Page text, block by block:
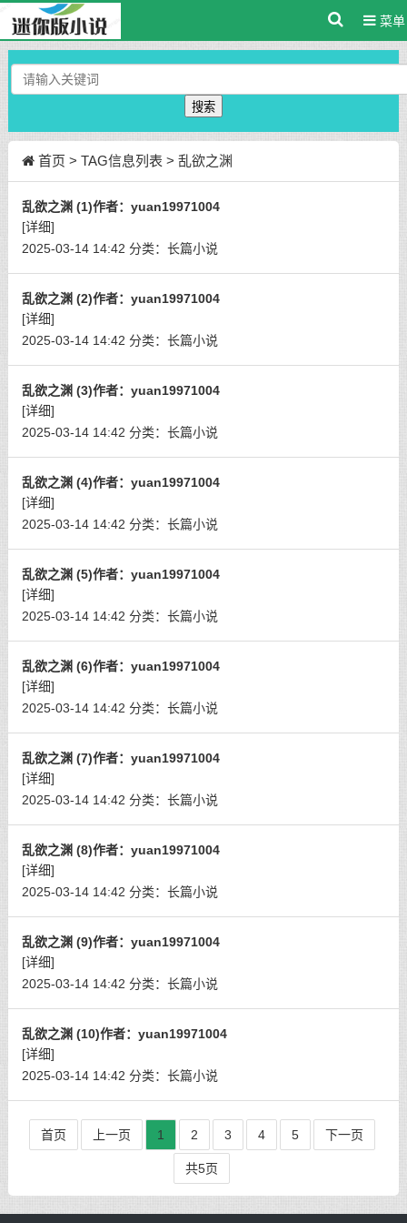
菜单
搜索
首页 > TAG信息列表 > 乱欲之渊
乱欲之渊 (1)作者：yuan19971004
[详细]
2025-03-14 14:42 分类： 长篇小说
乱欲之渊 (2)作者：yuan19971004
[详细]
2025-03-14 14:42 分类： 长篇小说
乱欲之渊 (3)作者：yuan19971004
[详细]
2025-03-14 14:42 分类： 长篇小说
乱欲之渊 (4)作者：yuan19971004
[详细]
2025-03-14 14:42 分类： 长篇小说
乱欲之渊 (5)作者：yuan19971004
[详细]
2025-03-14 14:42 分类： 长篇小说
乱欲之渊 (6)作者：yuan19971004
[详细]
2025-03-14 14:42 分类： 长篇小说
乱欲之渊 (7)作者：yuan19971004
[详细]
2025-03-14 14:42 分类： 长篇小说
乱欲之渊 (8)作者：yuan19971004
[详细]
2025-03-14 14:42 分类： 长篇小说
乱欲之渊 (9)作者：yuan19971004
[详细]
2025-03-14 14:42 分类： 长篇小说
乱欲之渊 (10)作者：yuan19971004
[详细]
2025-03-14 14:42 分类： 长篇小说
首页 上一页 1 2 3 4 5 下一页
共5页